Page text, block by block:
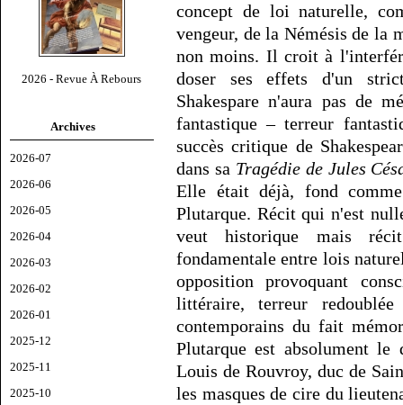
2026 - Revue À Rebours
Archives
2026-07
2026-06
2026-05
2026-04
2026-03
2026-02
2026-01
2025-12
2025-11
2025-10
concept de loi naturelle,
vengeur, de la Némésis de la
non moins. Il croit à
doser ses effets d'un
Shakespare n'aura pas de
fantastique – terreur
succès critique de
dans sa Tragédie de Jules
Elle était déjà, fond
Plutarque. Récit qui n'est
veut historique mais
fondamentale entre lois
opposition provoquant
littéraire, terreur
contemporains du fait
Plutarque est absolument le
Louis de Rouvroy, duc de
les masques de cire du